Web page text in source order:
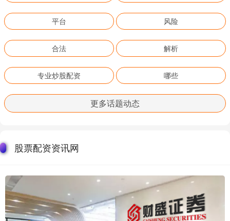
平台 风险
合法 解析
专业炒股配资 哪些
更多话题动态
股票配资资讯网